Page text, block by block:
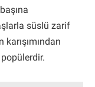
süslü zarif